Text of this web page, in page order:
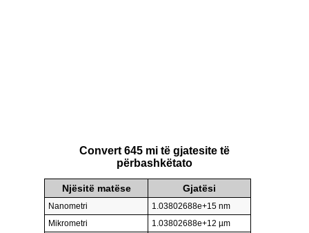
Convert 645 mi të gjatesite të
përbashkëtato
Njësitë matëse Gjatësi
Nanometri
1.03802688e+15 nm
Mikrometri
1.03802688e+12 µm